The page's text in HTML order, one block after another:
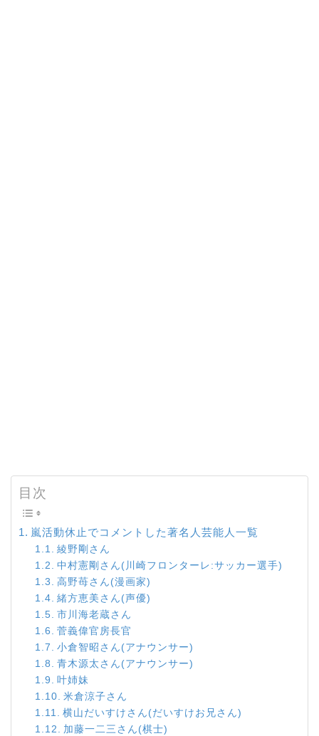
目次
嵐活動休止でコメントした著名人芸能人一覧
綾野剛さん
中村憲剛さん(川崎フロンターレ:サッカー選手)
高野苺さん(漫画家)
緒方恵美さん(声優)
市川海老蔵さん
菅義偉官房長官
小倉智昭さん(アナウンサー)
青木源太さん(アナウンサー)
叶姉妹
米倉涼子さん
横山だいすけさん(だいすけお兄さん)
加藤一二三さん(棋士)